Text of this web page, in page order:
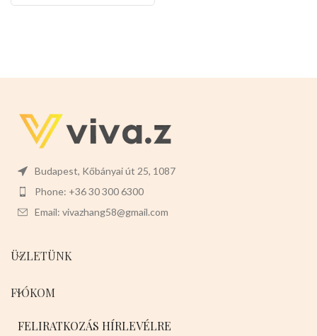
könnyen levehet,ez megkönnyíti
Budapest, Kőbányai út 25, 1087
Phone: +36 30 300 6300
Email: vivazhang58@gmail.com
ÜZLETÜNK
FIÓKOM
FELIRATKOZÁS HÍRLEVÉLRE